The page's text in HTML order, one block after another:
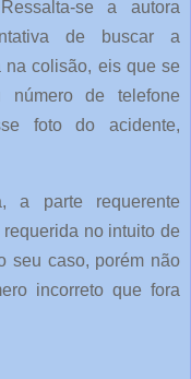
se a autora
de buscar a
na colisão, eis que se
número de telefone
foto do acidente,
a parte requerente
no intuito de
seu caso, porém não
incorreto que fora